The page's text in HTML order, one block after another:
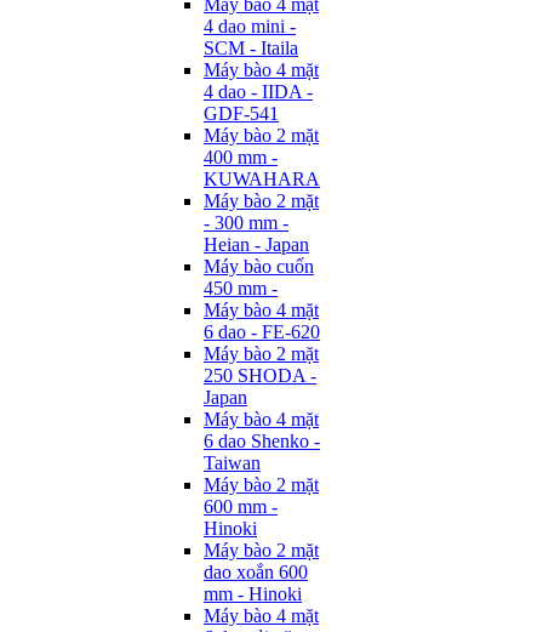
Máy bào 4 mặt
4 dao mini -
SCM - Itaila
Máy bào 4 mặt
4 dao - IIDA -
GDF-541
Máy bào 2 mặt
400 mm -
KUWAHARA
Máy bào 2 mặt
- 300 mm -
Heian - Japan
Máy bào cuốn
450 mm -
Máy bào 4 mặt
6 dao - FE-620
Máy bào 2 mặt
250 SHODA -
Japan
Máy bào 4 mặt
6 dao Shenko -
Taiwan
Máy bào 2 mặt
600 mm -
Hinoki
Máy bào 2 mặt
dao xoắn 600
mm - Hinoki
Máy bào 4 mặt